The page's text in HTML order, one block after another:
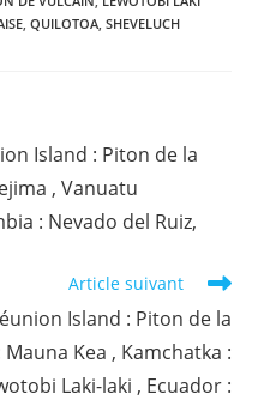
QUILOTOA SHEVELUCH
Island : Piton de la
, Vanuatu
: Nevado del Ruiz,
Article suivant
Island : Piton de la
Kea , Kamchatka :
Laki-laki , Ecuador :